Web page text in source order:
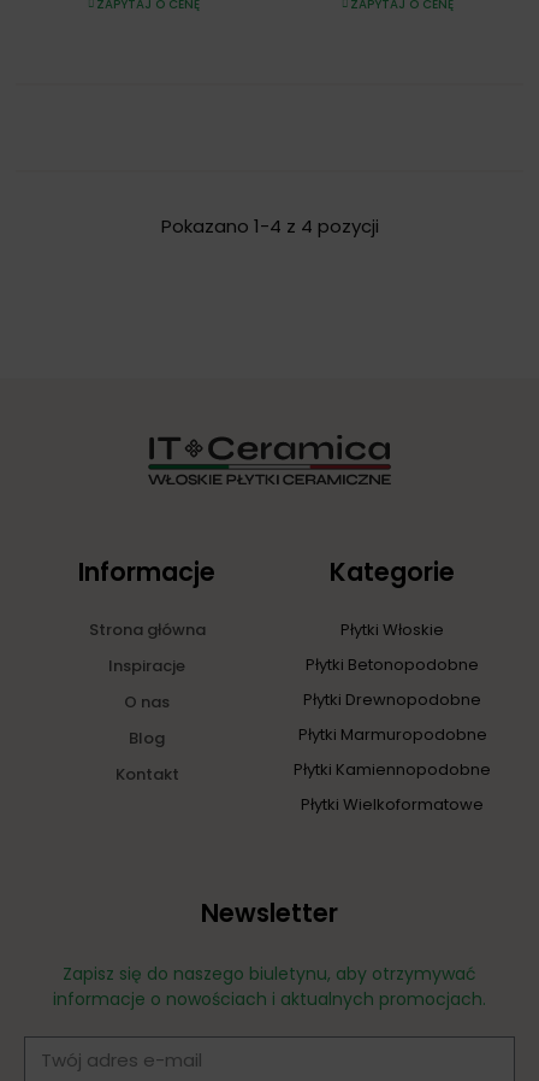
ZAPYTAJ O CENĘ ZAPYTAJ O CENĘ
Pokazano 1-4 z 4 pozycji
Informacje
Strona główna
Inspiracje
O nas
Blog
Kontakt
Kategorie
Płytki Włoskie
Płytki Betonopodobne
Płytki Drewnopodobne
Płytki Marmuropodobne
Płytki Kamiennopodobne
Płytki Wielkoformatowe
Newsletter
Zapisz się do naszego biuletynu, aby otrzymywać
informacje o nowościach i aktualnych promocjach.